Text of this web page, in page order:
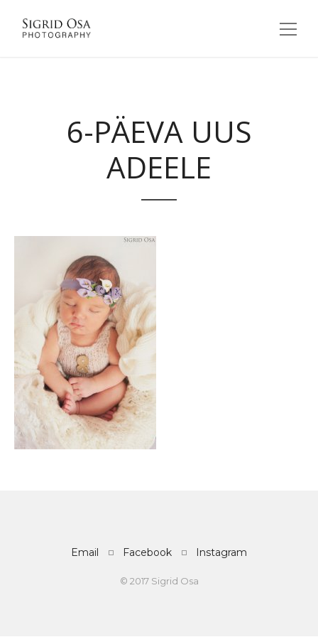
6-PÄEVA UUS
ADEELE
Email Facebook Instagram
© 2017 Sigrid Osa